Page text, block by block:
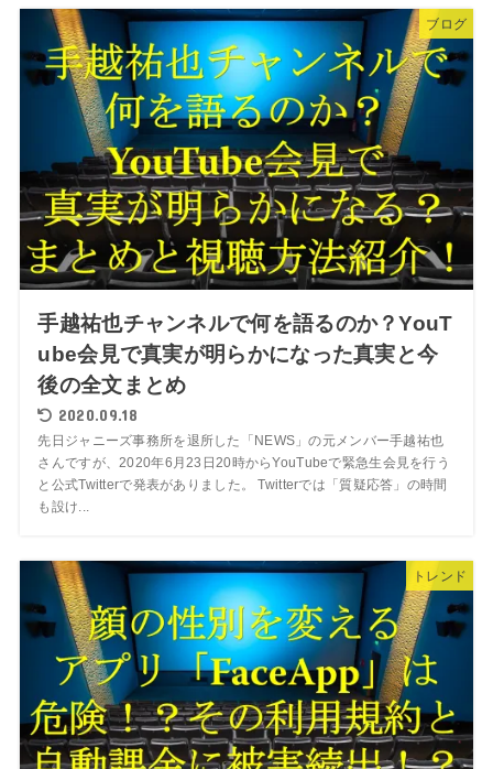
ブログ
手越祐也チャンネルで何を語るのか？YouT
ube会見で真実が明らかになった真実と今
後の全文まとめ
2020.09.18
先日ジャニーズ事務所を退所した「NEWS」の元メンバー手越祐也
さんですが、2020年6月23日20時からYouTubeで緊急生会見を行う
と公式Twitterで発表がありました。 Twitterでは「質疑応答」の時間
も設け...
トレンド